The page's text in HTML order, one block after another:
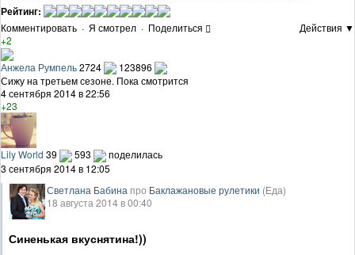
Рейтинг:
Комментировать · Я смотрел · Поделиться
Действия ▼
+2
Анжела Румпель2724
123896
Сижу на третьем сезоне. Пока смотрится
4 сентября 2014 в 22:56
+23
Lily World 39 593
поделилась
3 сентября 2014 в 12:05
Светлана Бабина про Баклажановые рулетики (Еда)
18 августа 2014 в 00:40
Синенькая вкуснятина!))